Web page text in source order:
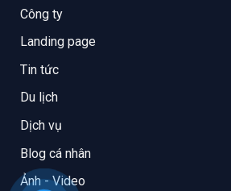
Công ty
Landing page
Tin tức
Du lịch
Dịch vụ
Blog cá nhân
Ảnh - Video